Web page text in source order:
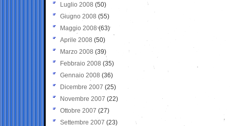
Luglio 2008 (50)
Giugno 2008 (55)
Maggio 2008(63)
Aprile 2008 (50)
Marzo 2008 (39)
Febbraio 2008 (35)
Gennaio 2008 (36)
Dicembre 2007 (25)
Novembre 2007 (22)
Ottobre 2007 (27)
Settembre 2007 (23)